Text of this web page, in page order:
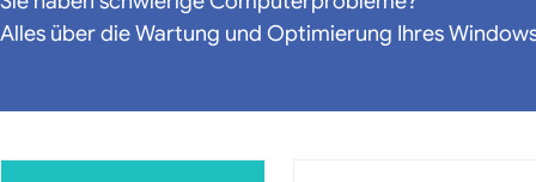
Alles über die Wartung und Optimierung Ihres